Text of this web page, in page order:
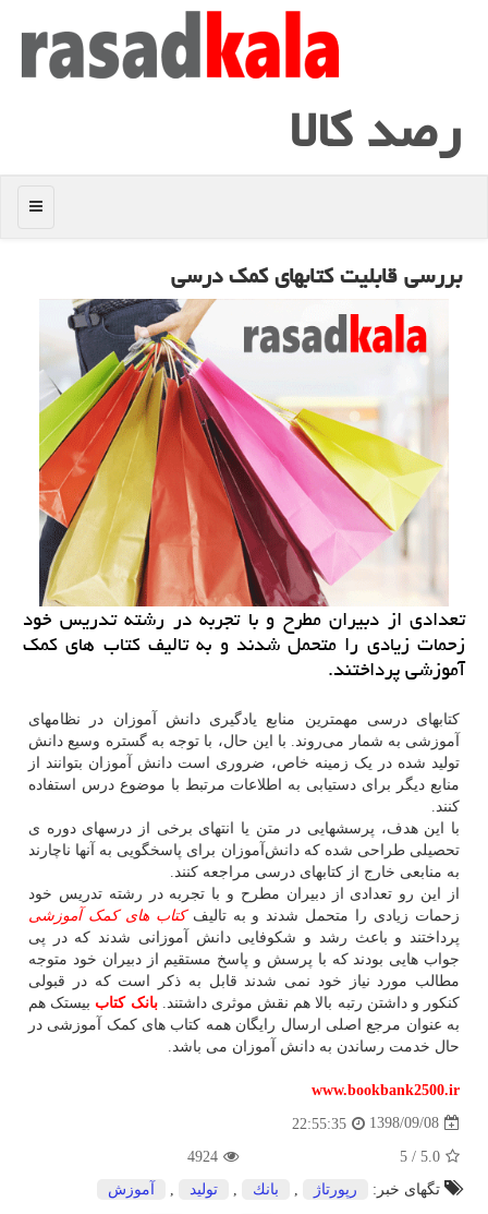
رصد كالا
منو
بررسی قابلیت كتابهای كمك ‏درسی
تعدادی از دبیران مطرح و با تجربه در رشته تدریس خود
زحمات زیادی را متحمل شدند و به تالیف كتاب های كمك
آموزشی پرداختند.
کتابهای درسی مهم‏ترین منابع یادگیری دانش ‏آموزان در نظامهای
آموزشی به شمار می‌روند. با این حال، با توجه به گستره وسیع دانش
تولید شده در یک زمینه خاص، ضروری است دانش‏ آموزان بتوانند از
منابع دیگر برای دستیابی به اطلاعات مرتبط با موضوع درس استفاده
کنند.
با این هدف، پرسشهایی در متن یا انتهای برخی از درسهای دوره ی
تحصیلی طراحی شده‏ که دانش‌آموزان برای پاسخگویی به آنها ناچارند
به منابعی خارج از کتابهای درسی مراجعه کنند.
از این رو تعدادی از دبیران مطرح و با تجربه در رشته تدریس خود
زحمات زیادی را متحمل شدند و به تالیفکتاب های کمک آموزشی
پرداختند و باعث رشد و شکوفایی دانش آموزانی شدند که در پی
جواب هایی بودند که با پرسش و پاسخ مستقیم از دبیران خود متوجه
مطالب مورد نیاز خود نمی شدند قابل به ذکر است که در قبولی
کنکور و داشتن رتبه بالا هم نقش موثری داشتند.بانک کتاب بیستک هم
به عنوان مرجع اصلی ارسال رایگان همه کتاب های کمک آموزشی در
حال خدمت رساندن به دانش آموزان می باشد.
www.bookbank2500.ir
1398/09/08
22:55:35
5.0
/
5
4924
تگهای خبر:
رپورتاژ بانك تولید آموزش